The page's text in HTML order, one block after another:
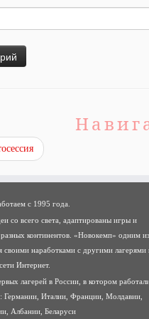
с 1995 года.
со всего света, адаптированы игры и
континентов. «Новокемп» одним из
своими наработками с другими лагерями
сети Интернет.
лагерей в России, в котором
Германии, Италии, Франции, Молдавии,
Албании, Беларуси